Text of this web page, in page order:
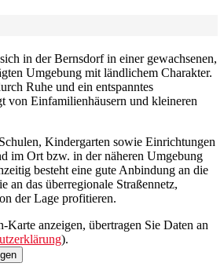
in der Bernsdorf in einer gewachsenen,
Umgebung mit ländlichem Charakter.
Ruhe und ein entspanntes
von Einfamilienhäusern und kleineren
Kindergarten sowie Einrichtungen
im Ort bzw. in der näheren Umgebung
besteht eine gute Anbindung an die
an das überregionale Straßennetz,
der Lage profitieren.
anzeigen, übertragen Sie Daten an
).